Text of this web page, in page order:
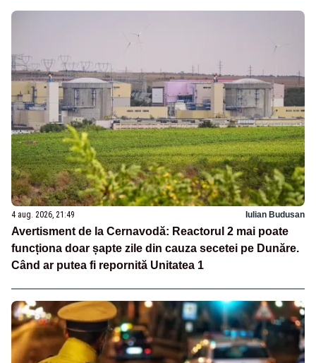
4 aug. 2026, 21:49 Iulian Budusan
Avertisment de la Cernavodă: Reactorul 2 mai poate
funcționa doar șapte zile din cauza secetei pe Dunăre.
Când ar putea fi repornită Unitatea 1